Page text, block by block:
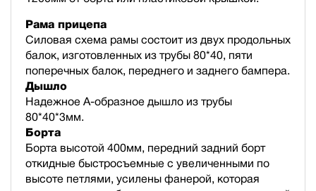
Рама прицепа
Силовая схема рамы состоит из двух продольных
балок, изготовленных из трубы 80*40, пяти
поперечных балок, переднего и заднего бампера.
Дышло
Надежное А-образное дышло из трубы
80*40*3мм.
Борта
Борта высотой 400мм, передний задний борт
откидные быстросъемные с увеличенными по
высоте петлями, усилены фанерой, которая